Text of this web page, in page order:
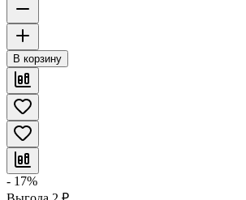
В корзину
- 17%